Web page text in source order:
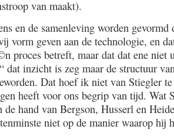
van maakt).
en de samenleving worden
vorm geven aan de technologie, en
proces betreft, maar dat dat ene niet
dat inzicht is zeg maar de structuur
Dat hoef ik niet van Stiegler
heeft voor ons begrip van tijd. Wat
de hand van Bergson, Husserl en
niet op de manier waarop hij